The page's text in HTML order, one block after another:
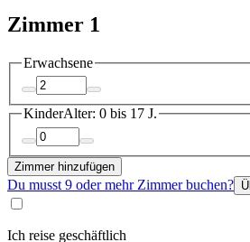
Zimmer 1
Erwachsene
KinderAlter: 0 bis 17 J.
Zimmer hinzufügen
Du musst 9 oder mehr Zimmer buchen?
Ich reise geschäftlich